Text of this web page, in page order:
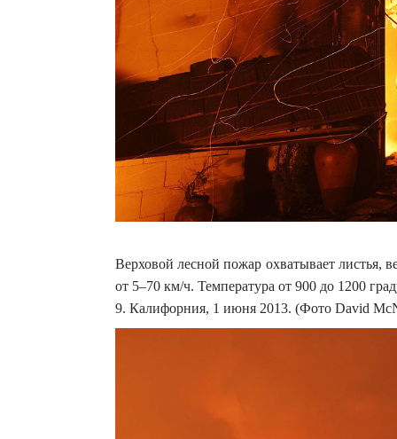
Верховой лесной пожар охватывает листья,
от 5–70 км/ч. Температура от 900 до 1200
9. Калифорния, 1 июня 2013. (Фото David